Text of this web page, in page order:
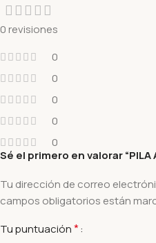
0 revisiones
0
0
0
0
0
Sé el primero en valorar “PILA
Tu dirección de correo
campos obligatorios están
Tu puntuación*